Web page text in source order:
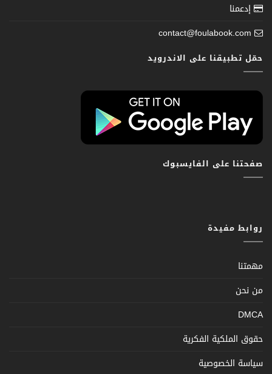
إدعمنا
contact@foulabook.com
حمّل تطبيقنا على الاندرويد
صفحتنا على الفايسبوك
روابط مفيدة
مهمتنا
من نحن
DMCA
حقوق الملكية الفكرية
سياسة الخصوصية